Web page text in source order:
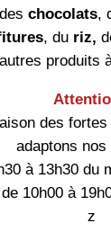
chocolats,
, duriz,
produits
des
adaptons nos
à 13h30 du
10h00 à
z